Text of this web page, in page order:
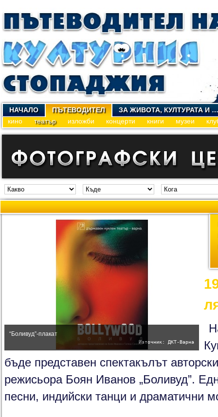
НАЧАЛО ПЪТЕВОДИТЕЛ
ЗА ЖИВОТА, КУЛТУРАТА И …
кино
театър изложби концерти книги музеи
“Боливуд”-плакат
Източник: ДКТ-Варна
бъде представен спектакълът
режисьора Боян Иванов „Боливуд”.
песни, индийски танци и драматични